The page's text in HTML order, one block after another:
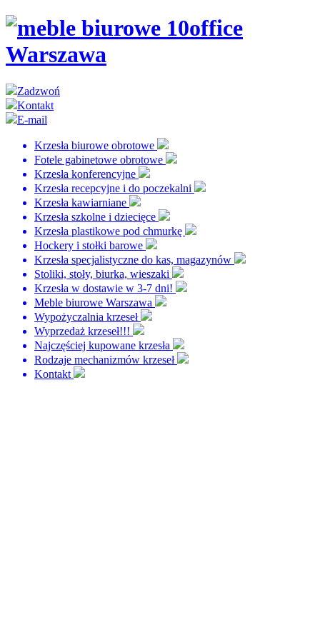
Zadzwoń
Kontakt
E-mail
Krzesła biurowe obrotowe
Fotele gabinetowe obrotowe
Krzesła konferencyjne
Krzesła recepcyjne i do poczekalni
Krzesła kawiarniane
Krzesła szkolne i dziecięce
Krzesła plastikowe pod chmurkę
Hockery i stołki barowe
Krzesła specjalistyczne do kas, magazynów
Stoliki, stoły, biurka, wieszaki
Krzesła w dostawie w 3-7 dni!
Meble biurowe Warszawa
Wypożyczalnia krzeseł
Wyprzedaż krzeseł!!!
Najczęściej kupowane krzesła
Rodzaje mechanizmów krzeseł
Kontakt